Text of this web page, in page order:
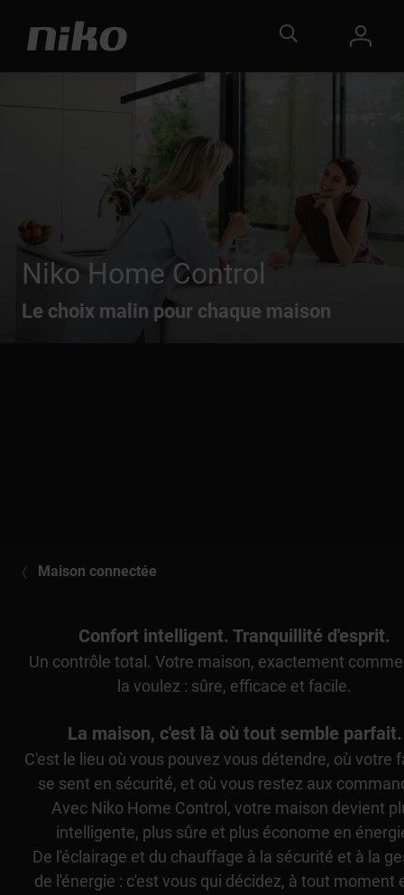
Niko Home Control
Le choix malin pour chaque maison
Maison connectée
Confort intelligent. Tranquillité d'esprit.
Un contrôle total. Votre maison, exactement
la voulez : sûre, efficace et facile.
La maison, c'est là où tout semble parfait.
C'est le lieu où vous pouvez vous détendre, où votre
se sent en sécurité, et où vous restez aux
Avec Niko Home Control, votre maison devient
intelligente, plus sûre et plus économe en
De l'éclairage et du chauffage à la sécurité et à la
de l'énergie : c'est vous qui décidez, à tout moment